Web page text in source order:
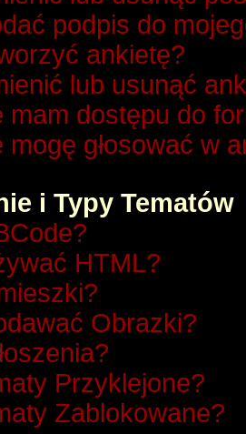
podpis do
ankietę?
lub usunąć
mam dostępu do
mogę głosować w
i Typy Tematów
HTML?
Obrazki?
Przyklejone?
Zablokowane?